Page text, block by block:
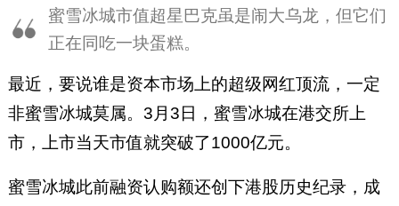
蜜雪冰城市值超星巴克虽是闹大乌龙，但它们
正在同吃一块蛋糕。
最近，要说谁是资本市场上的超级网红顶流，一定
非蜜雪冰城莫属。3月3日，蜜雪冰城在港交所上
市，上市当天市值就突破了1000亿元。
蜜雪冰城此前融资认购额还创下港股历史纪录，成